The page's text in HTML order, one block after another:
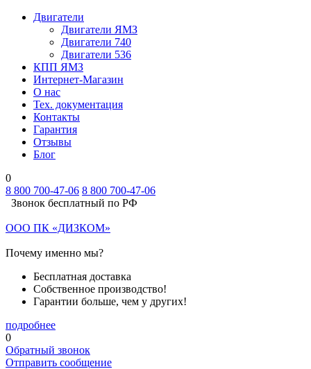
Двигатели
Двигатели ЯМЗ
Двигатели 740
Двигатели 536
КПП ЯМЗ
Интернет-Магазин
О нас
Тех. документация
Контакты
Гарантия
Отзывы
Блог
0
8 800 700-47-06 8 800 700-47-06
Звонок бесплатный по РФ
ООО ПК «ДИЗКОМ»
Почему именно мы?
Бесплатная доставка
Собственное производство!
Гарантии больше, чем у других!
подробнее
0
Обратный звонок
Отправить сообщение